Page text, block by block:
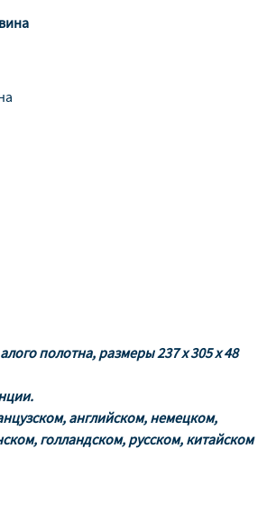
полотна, размеры 237x305x48
английском, немецком,
голландском, русском, китайском